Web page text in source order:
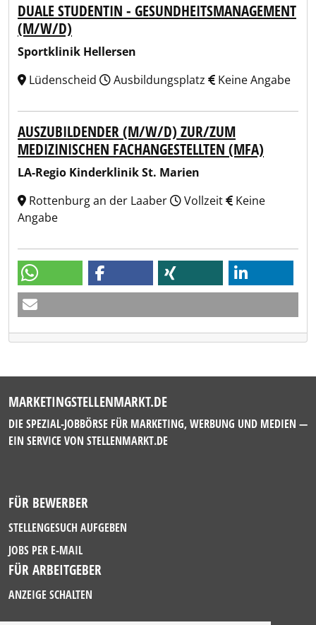
DUALE STUDENTIN - GESUNDHEITSMANAGEMENT
(M/W/D)
Sportklinik Hellersen
Lüdenscheid
Ausbildungsplatz Keine Angabe
AUSZUBILDENDER (M/W/D) ZUR/ZUM
MEDIZINISCHEN FACHANGESTELLTEN (MFA)
LA-Regio Kinderklinik St. Marien
Rottenburg an der Laaber
Vollzeit
Keine
Angabe
MARKETINGSTELLENMARKT.DE
DIE SPEZIAL-JOBBÖRSE FÜR MARKETING, WERBUNG UND MEDIEN —
EIN SERVICE VON STELLENMARKT.DE
FÜR BEWERBER
STELLENGESUCH AUFGEBEN
JOBS PER E-MAIL
FÜR ARBEITGEBER
ANZEIGE SCHALTEN